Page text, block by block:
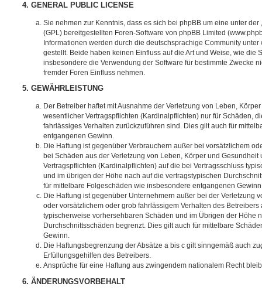
4. GENERAL PUBLIC LICENSE
Sie nehmen zur Kenntnis, dass es sich bei phpBB um eine unter der
(GPL) bereitgestellten Foren-Software von phpBB Limited
Informationen werden durch die deutschsprachige Community unter
gestellt. Beide haben keinen Einfluss auf die Art und Weise, wie die
insbesondere die Verwendung der Software für bestimmte Zwecke
fremder Foren Einfluss nehmen.
5. GEWÄHRLEISTUNG
Der Betreiber haftet mit Ausnahme der Verletzung von Leben,
wesentlicher Vertragspflichten (Kardinalpflichten) nur für Schäden,
fahrlässiges Verhalten zurückzuführen sind. Dies gilt auch für
entgangenen Gewinn.
Die Haftung ist gegenüber Verbrauchern außer bei vorsätzlichem
bei Schäden aus der Verletzung von Leben, Körper und
Vertragspflichten (Kardinalpflichten) auf die bei Vertragsschluss
und im übrigen der Höhe nach auf die vertragstypischen
für mittelbare Folgeschäden wie insbesondere entgangenen
Die Haftung ist gegenüber Unternehmern außer bei der Verletzung
oder vorsätzlichem oder grob fahrlässigem Verhalten des Betreibers
typischerweise vorhersehbaren Schäden und im Übrigen der Höhe
Durchschnittsschäden begrenzt. Dies gilt auch für mittelbare
Gewinn.
Die Haftungsbegrenzung der Absätze a bis c gilt sinngemäß auch
Erfüllungsgehilfen des Betreibers.
Ansprüche für eine Haftung aus zwingendem nationalem Recht
6. ÄNDERUNGSVORBEHALT